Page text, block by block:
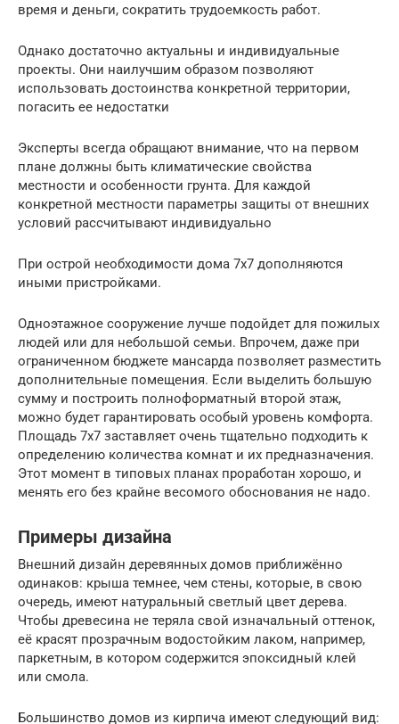
время и деньги, сократить трудоемкость работ.
Однако достаточно актуальны и индивидуальные
проекты. Они наилучшим образом позволяют
использовать достоинства конкретной территории,
погасить ее недостатки
Эксперты всегда обращают внимание, что на первом
плане должны быть климатические свойства
местности и особенности грунта. Для каждой
конкретной местности параметры защиты от внешних
условий рассчитывают индивидуально
При острой необходимости дома 7х7 дополняются
иными пристройками.
Одноэтажное сооружение лучше подойдет для пожилых
людей или для небольшой семьи. Впрочем, даже при
ограниченном бюджете мансарда позволяет разместить
дополнительные помещения. Если выделить большую
сумму и построить полноформатный второй этаж,
можно будет гарантировать особый уровень комфорта.
Площадь 7х7 заставляет очень тщательно подходить к
определению количества комнат и их предназначения.
Этот момент в типовых планах проработан хорошо, и
менять его без крайне весомого обоснования не надо.
Примеры дизайна
Внешний дизайн деревянных домов приближённо
одинаков: крыша темнее, чем стены, которые, в свою
очередь, имеют натуральный светлый цвет дерева.
Чтобы древесина не теряла свой изначальный оттенок,
её красят прозрачным водостойким лаком, например,
паркетным, в котором содержится эпоксидный клей
или смола.
Большинство домов из кирпича имеют следующий вид: